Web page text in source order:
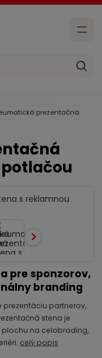
prezentačná
pre sponzorov,
branding
prezentáciu partnerov,
stena je
plochu na celobrading,
celý popis